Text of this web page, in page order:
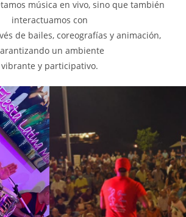
música en vivo, sino que también
interactuamos con
de bailes, coreografías y animación,
un ambiente
vibrante y participativo.